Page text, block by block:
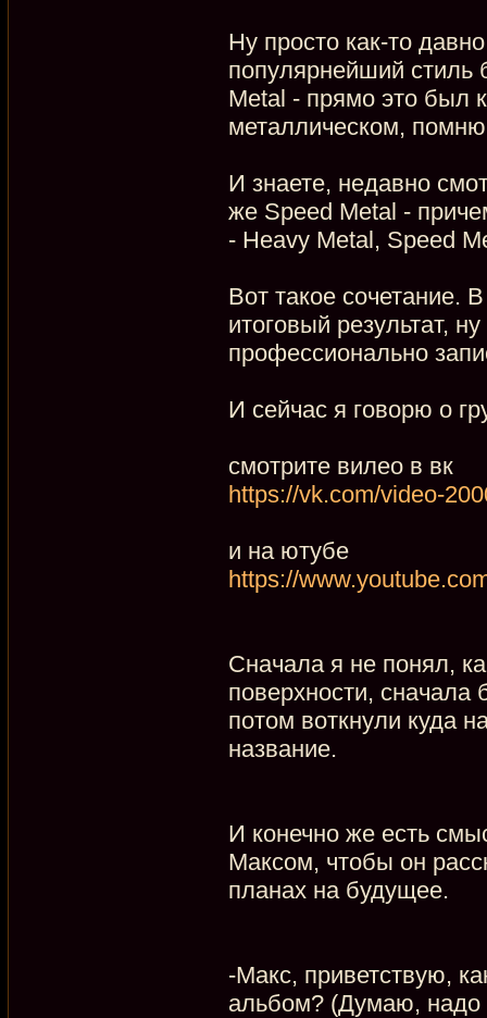
Ну просто как-то
популярнейший стиль
Metal - прямо это был
металлическом,
И знаете, недавно
же Speed Metal -
- Heavy Metal, Speed
Вот такое сочетание.
итоговый результат,
профессионально
И сейчас я говорю о
смотрите вилео в вк
https://vk.com/video-
и на ютубе
https://
Сначала я не понял,
поверхности,
потом воткнули куда
название.
И конечно же есть
Максом, чтобы он
планах на будущее.
-Макс, приветствую,
альбом? (Думаю, надо